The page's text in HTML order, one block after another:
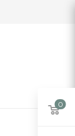
0